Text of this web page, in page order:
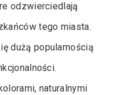
odzwierciedlają
tego miasta.
dużą popularnością
naturalnymi